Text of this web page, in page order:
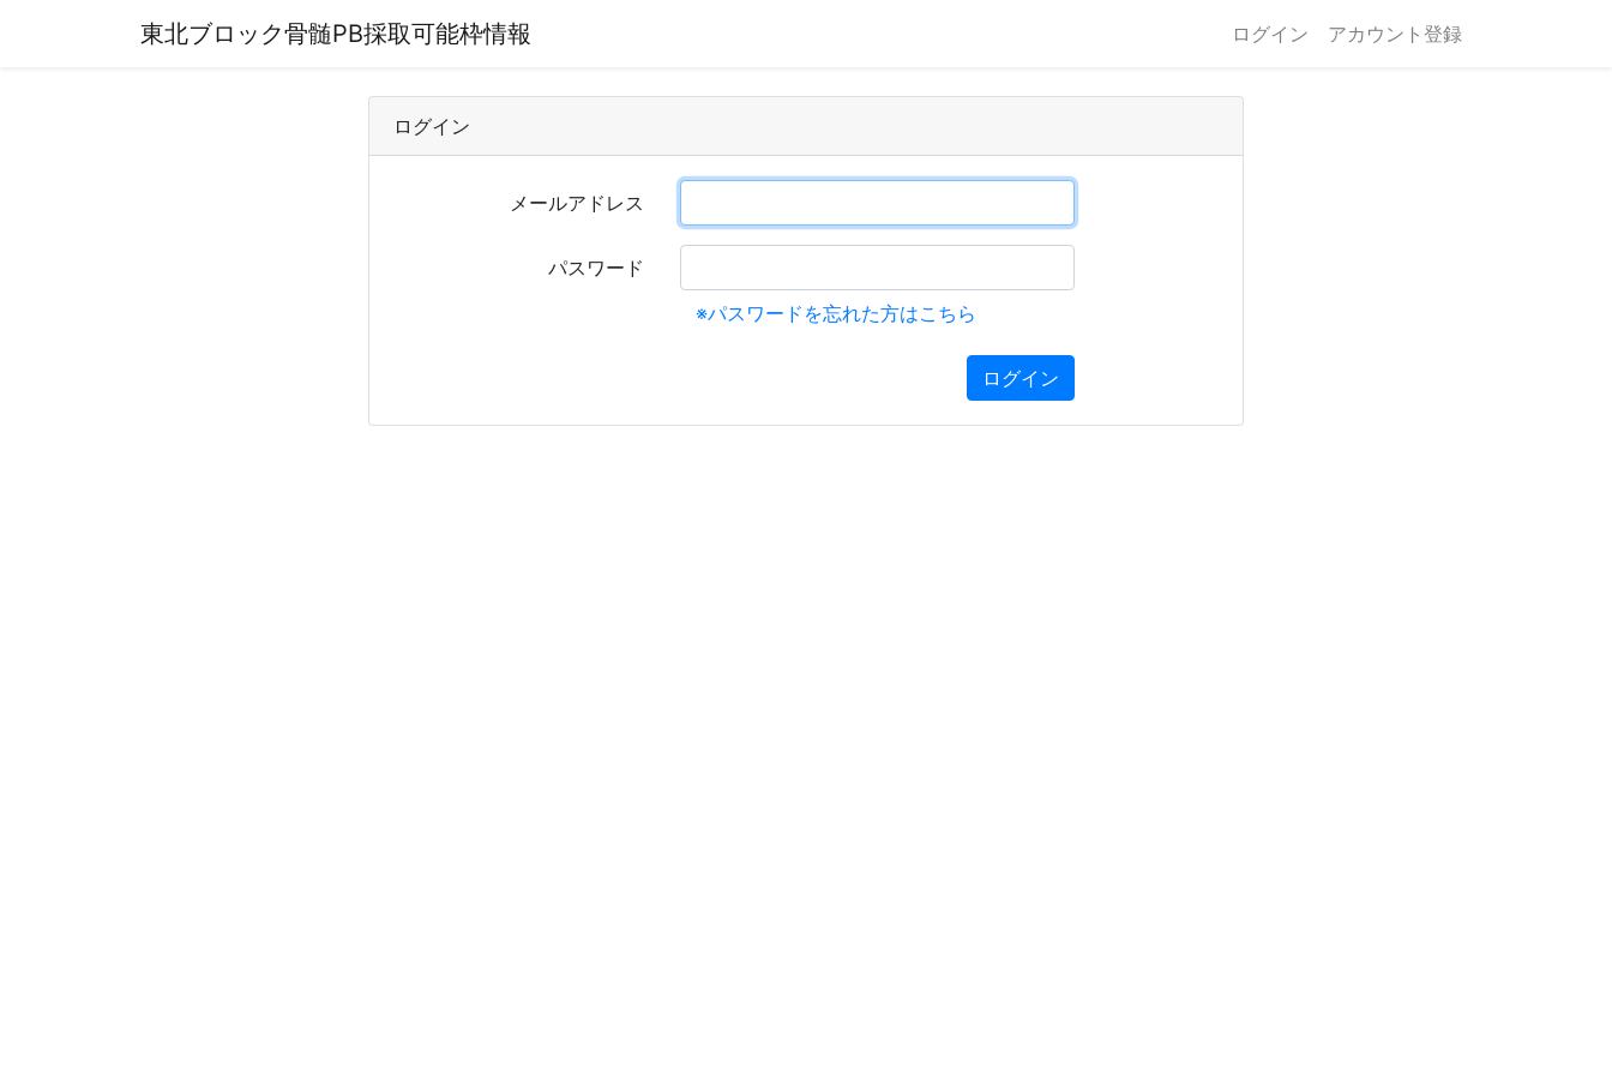
東北ブロック骨髄PB採取可能枠情報 ログイン アカウント登録
ログイン
メールアドレス
パスワード
※パスワードを忘れた方はこちら
ログイン